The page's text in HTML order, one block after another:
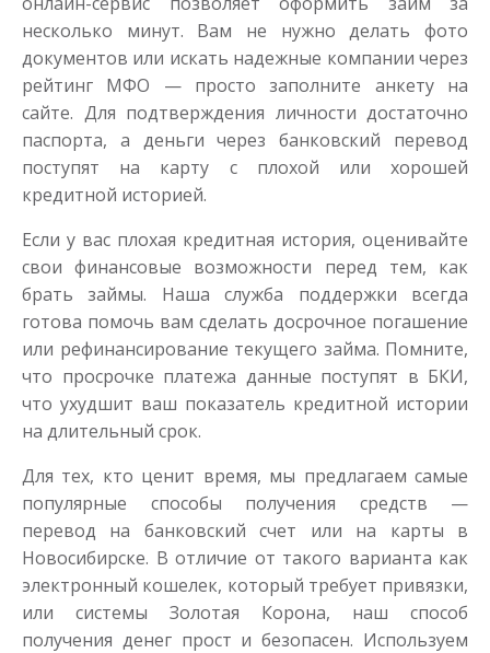
несколько минут. Вам не нужно делать фото
документов или искать надежные компании через
рейтинг МФО — просто заполните анкету на
сайте. Для подтверждения личности достаточно
паспорта, а деньги через банковский перевод
поступят на карту с плохой или хорошей
кредитной историей.
Если у вас плохая кредитная история, оценивайте
свои финансовые возможности перед тем, как
брать займы. Наша служба поддержки всегда
готова помочь вам сделать досрочное погашение
или рефинансирование текущего займа. Помните,
что просрочке платежа данные поступят в БКИ,
что ухудшит ваш показатель кредитной истории
на длительный срок.
Для тех, кто ценит время, мы предлагаем самые
популярные способы получения средств —
перевод на банковский счет или на карты в
Новосибирске. В отличие от такого варианта как
электронный кошелек, который требует привязки,
или системы Золотая Корона, наш способ
получения денег прост и безопасен. Используем